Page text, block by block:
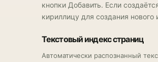
кнопки Добавить. Если
кириллицу для создания
Текстовый индекс страниц
Автоматически распознанный